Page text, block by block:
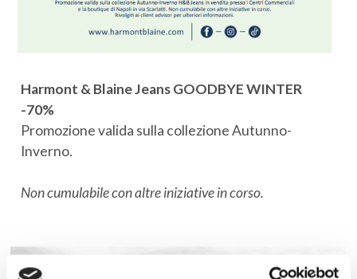
Harmont & Blaine Jeans GOODBYE WINTER
-70%
Promozione valida sulla collezione Autunno-
Inverno.
Non cumulabile con altre iniziative in corso.